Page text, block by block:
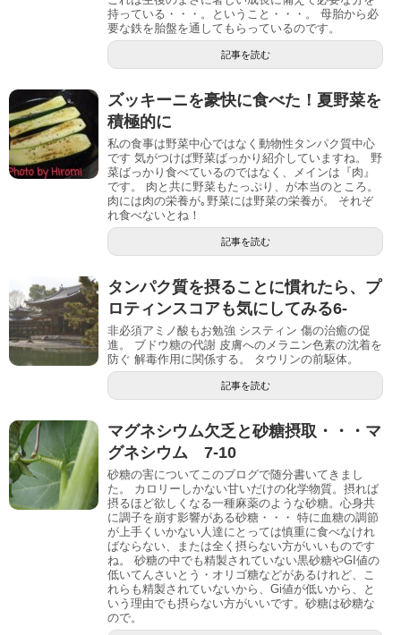
持っている・・・。ということ・・・。 母胎から必
要な鉄を胎盤を通してもらっているのです。
記事を読む
ズッキーニを豪快に食べた！夏野菜を
積極的に
私の食事は野菜中心ではなく動物性タンパク質中心
です 気がつけば野菜ばっかり紹介していますね。 野
菜ばっかり食べているのではなく、メインは『肉』
です。 肉と共に野菜もたっぷり、が本当のところ。
肉には肉の栄養が｡野菜には野菜の栄養が。 それぞ
れ食べないとね！
記事を読む
タンパク質を摂ることに慣れたら、プ
ロティンスコアも気にしてみる6-
非必須アミノ酸もお勉強 システィン 傷の治癒の促
進。 ブドウ糖の代謝 皮膚へのメラニン色素の沈着を
防ぐ 解毒作用に関係する。 タウリンの前駆体。
記事を読む
マグネシウム欠乏と砂糖摂取・・・マ
グネシウム 7-10
砂糖の害についてこのブログで随分書いてきまし
た。 カロリーしかない甘いだけの化学物質。摂れば
摂るほど欲しくなる一種麻薬のような砂糖。心身共
に調子を崩す影響がある砂糖・・・ 特に血糖の調節
が上手くいかない人達にとっては慎重に食べなけれ
ばならない、または全く摂らない方がいいものです
ね。 砂糖の中でも精製されていない黒砂糖やGI値の
低いてんさいとう・オリゴ糖などがあるけれど、こ
れらも精製されていないから、Gi値が低いから、と
いう理由でも摂らない方がいいです。砂糖は砂糖な
ので。